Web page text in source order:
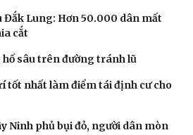
Đắk Lung: Hơn 50.000 dân mất
cắt
hố sâu trên đường tránh lũ
tốt nhất làm điểm tái định cư cho
Ninh phủ bụi đỏ, người dân mòn